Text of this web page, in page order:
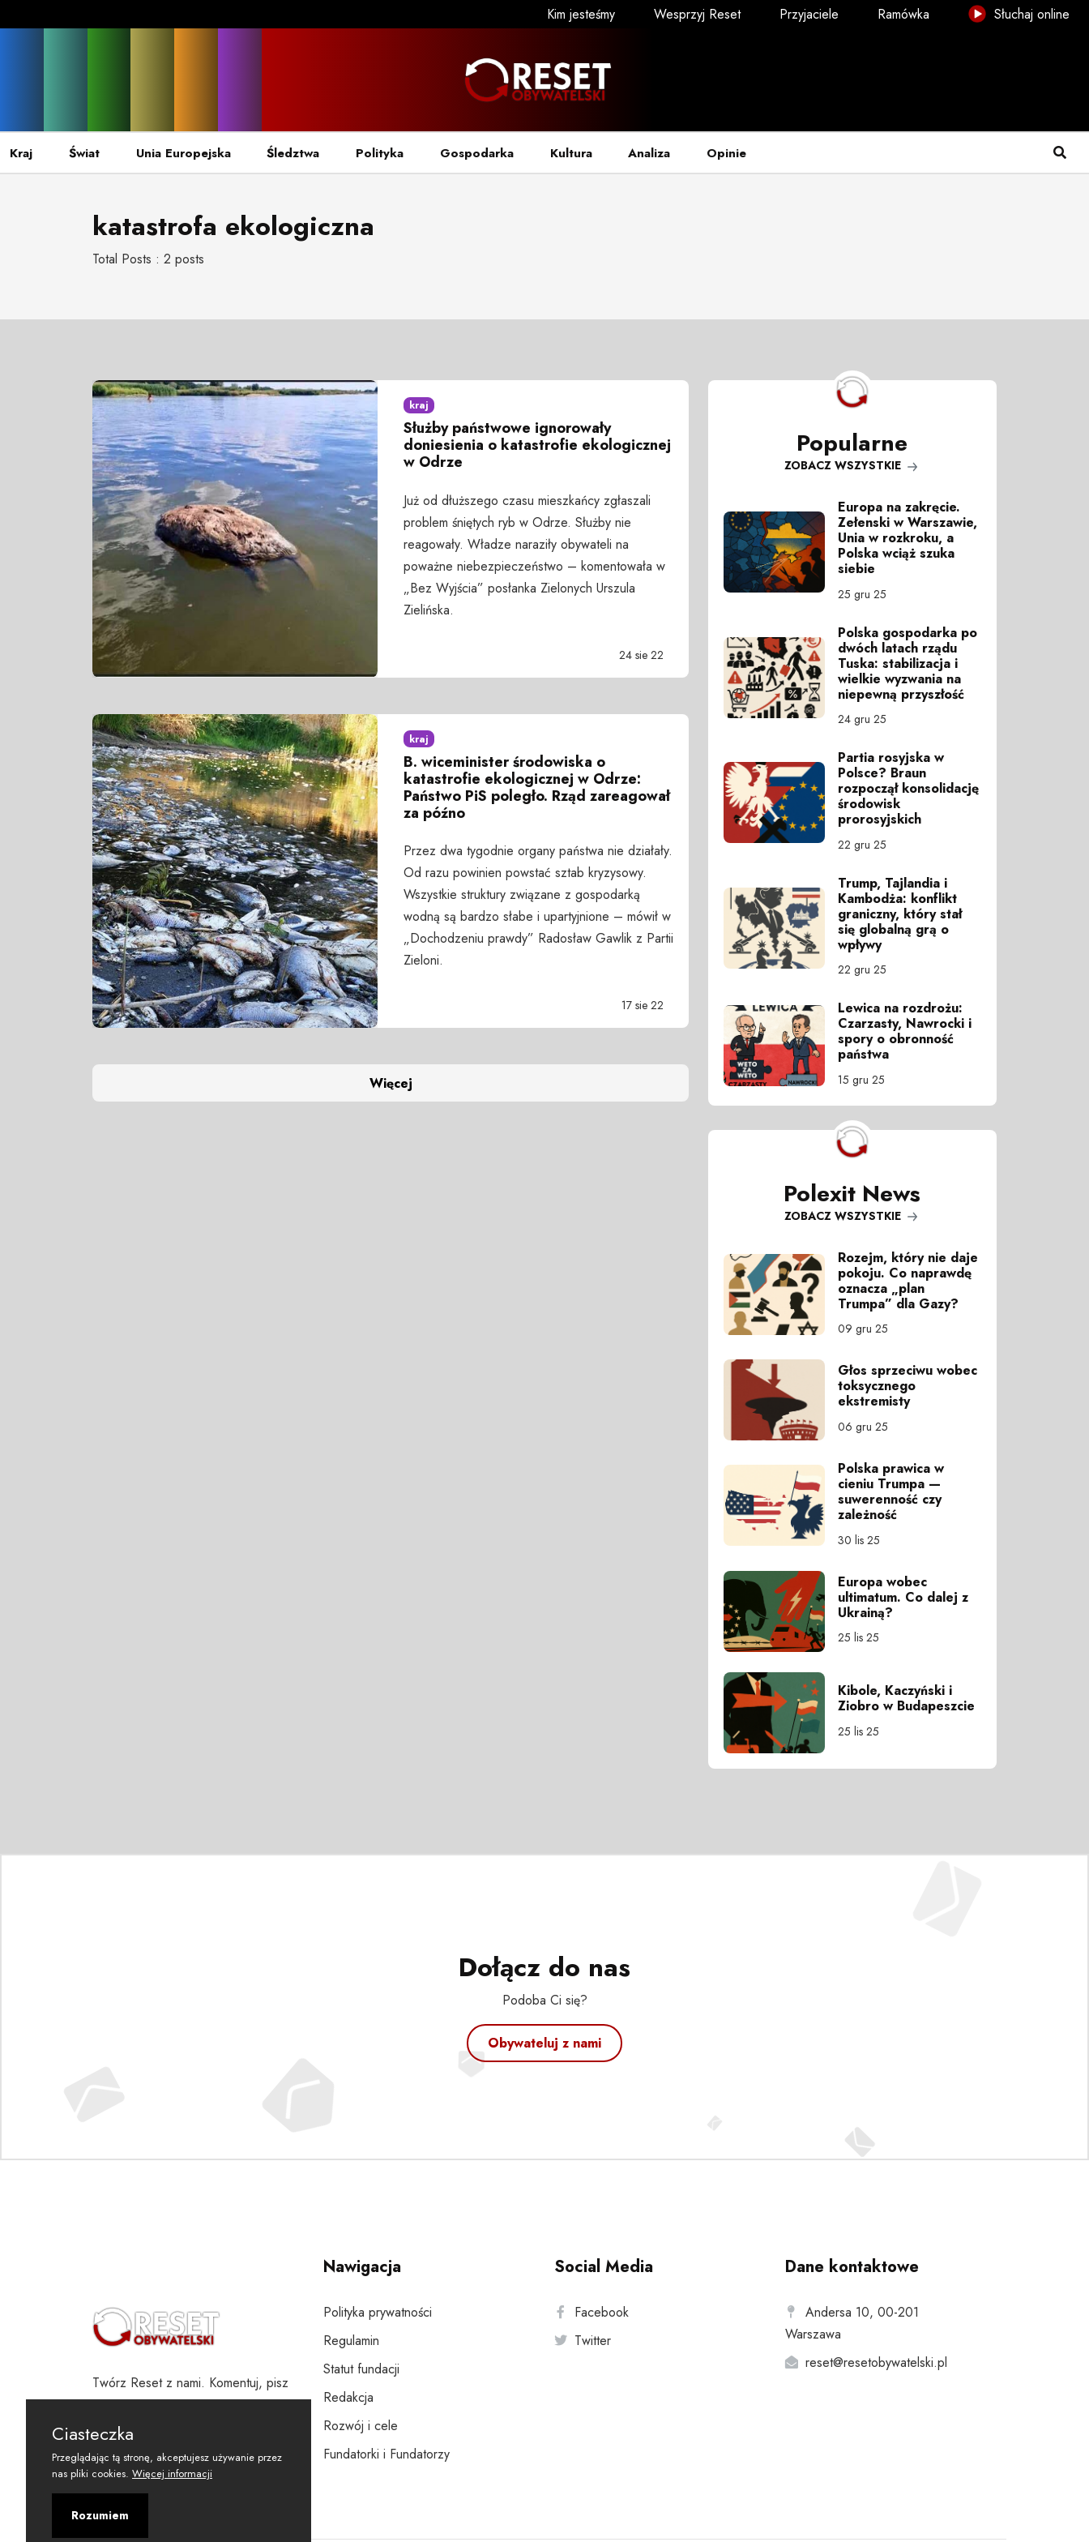
Kim jesteśmy Wesprzyj Reset Przyjaciele Ramówka Słuchaj online
Kraj Świat Unia Europejska Śledztwa Polityka Gospodarka Kultura Analiza Opinie
katastrofa ekologiczna
Total Posts : 2 posts
kraj
Służby państwowe ignorowały
doniesienia o katastrofie ekologicznej
w Odrze
Już od dłuższego czasu mieszkańcy zgłaszali
problem śniętych ryb w Odrze. Służby nie
reagowały. Władze naraziły obywateli na
poważne niebezpieczeństwo – komentowała w
„Bez Wyjścia” posłanka Zielonych Urszula
Zielińska.
24 sie 22
kraj
B. wiceminister środowiska o
katastrofie ekologicznej w Odrze:
Państwo PiS poległo. Rząd zareagował
za późno
Przez dwa tygodnie organy państwa nie działały.
Od razu powinien powstać sztab kryzysowy.
Wszystkie struktury związane z gospodarką
wodną są bardzo słabe i upartyjnione – mówił w
„Dochodzeniu prawdy” Radosław Gawlik z Partii
Zieloni.
17 sie 22
Więcej
Popularne
ZOBACZ WSZYSTKIE
Europa na zakręcie.
Zełenski w Warszawie,
Unia w rozkroku, a
Polska wciąż szuka
siebie
25 gru 25
Polska gospodarka po
dwóch latach rządu
Tuska: stabilizacja i
wielkie wyzwania na
niepewną przyszłość
24 gru 25
Partia rosyjska w
Polsce? Braun
rozpoczął konsolidację
środowisk
prorosyjskich
22 gru 25
Trump, Tajlandia i
Kambodża: konflikt
graniczny, który stał
się globalną grą o
wpływy
22 gru 25
Lewica na rozdrożu:
Czarzasty, Nawrocki i
spory o obronność
państwa
15 gru 25
Polexit News
ZOBACZ WSZYSTKIE
Rozejm, który nie daje
pokoju. Co naprawdę
oznacza „plan
Trumpa” dla Gazy?
09 gru 25
Głos sprzeciwu wobec
toksycznego
ekstremisty
06 gru 25
Polska prawica w
cieniu Trumpa —
suwerenność czy
zależność
30 lis 25
Europa wobec
ultimatum. Co dalej z
Ukrainą?
25 lis 25
Kibole, Kaczyński i
Ziobro w Budapeszcie
25 lis 25
Dołącz do nas
Podoba Ci się?
Obywateluj z nami
Twórz Reset z nami. Komentuj, pisz
i wspieraj
Nawigacja
Polityka prywatności
Regulamin
Statut fundacji
Redakcja
Rozwój i cele
Fundatorki i Fundatorzy
Social Media
Facebook
Twitter
Dane kontaktowe
Andersa 10, 00-201
Warszawa
reset@resetobywatelski.pl
Ciasteczka
Przeglądając tą stronę, akceptujesz używanie przez
nas pliki cookies. Więcej informacji
Rozumiem